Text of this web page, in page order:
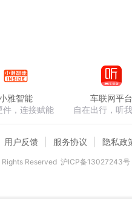
雅智能
件，连接赋能
车联网平台
自在出行，听
用户反馈 服务协议 隐私政
Reserved 沪ICP备13027243号